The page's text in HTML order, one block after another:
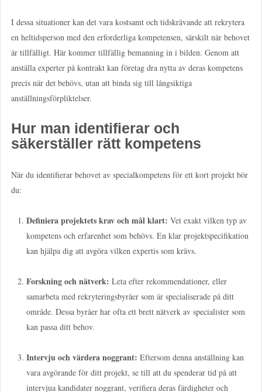
I dessa situationer kan det vara kostsamt och tidskrävande att rekrytera
en heltidsperson med den erforderliga kompetensen, särskilt när behovet
är tillfälligt. Här kommer tillfällig bemanning in i bilden. Genom att
anställa experter på kontrakt kan företag dra nytta av deras kompetens
precis när det behövs, utan att binda sig till långsiktiga
anställningsförpliktelser.
Hur man identifierar och
säkerställer rätt kompetens
När du identifierar behovet av specialkompetens för ett kort projekt bör
du:
Definiera projektets krav och mål klart: Vet exakt vilken typ av
kompetens och erfarenhet som behövs. En klar projektspecifikation
kan hjälpa dig att avgöra vilken expertis som krävs.
Forskning och nätverk: Leta efter rekommendationer, eller
samarbeta med rekryteringsbyråer som är specialiserade på ditt
område. Dessa byråer har ofta ett brett nätverk av specialister som
kan passa ditt behov.
Intervju och värdera noggrant: Eftersom denna anställning kan
vara avgörande för ditt projekt, se till att du spenderar tid på att
intervjua kandidater noggrant, verifiera deras färdigheter och